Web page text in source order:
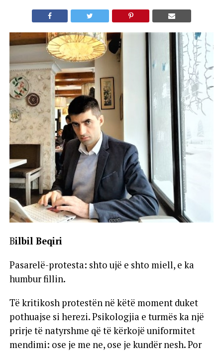
Bilbil Beqiri
Pasarelë-protesta: shto ujë e shto miell, e ka
humbur fillin.
Të kritikosh protestën në këtë moment duket
pothuajse si herezi. Psikologjia e turmës ka një
prirje të natyrshme që të kërkojë uniformitet
mendimi: ose je me ne, ose je kundër nesh. Por